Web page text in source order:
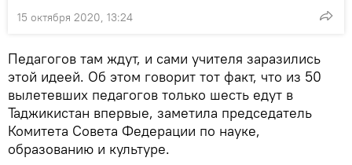
15 октября 2020, 13:24
Педагогов там ждут, и сами учителя заразились
этой идеей. Об этом говорит тот факт, что из 50
вылетевших педагогов только шесть едут в
Таджикистан впервые, заметила председатель
Комитета Совета Федерации по науке,
образованию и культуре.